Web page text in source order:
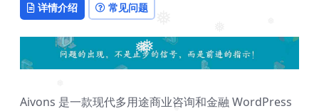
❅
❅ ❅
❅
详情介绍 常见问题
Aivons 是一款现代多用途商业咨询和金融 WordPress